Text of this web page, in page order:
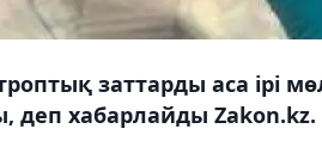
заттарды аса ірі
деп хабарлайды Zakon.kz.